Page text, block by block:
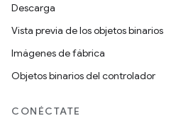
Descarga
Vista previa de los objetos binarios
Imágenes de fábrica
Objetos binarios del controlador
CONÉCTATE